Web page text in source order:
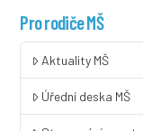
Pro rodiče MŠ
Aktuality MŠ
Úřední deska MŠ